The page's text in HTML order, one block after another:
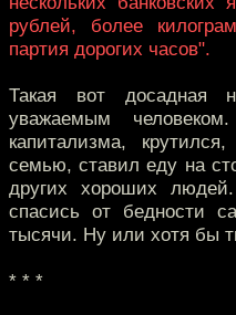
рублей, более
партия дорогих часов".
Такая вот досадная
уважаемым
капитализма,
семью, ставил еду на
других хороших
спасись от бедности
тысячи. Ну или хотя бы
* * *